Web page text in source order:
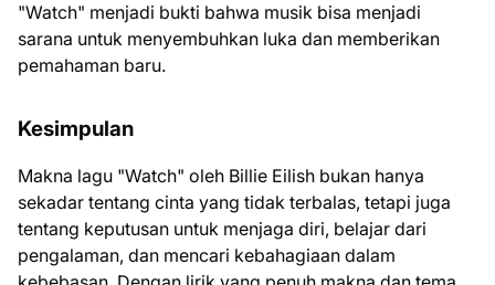
"Watch" menjadi bukti bahwa musik bisa menjadi
sarana untuk menyembuhkan luka dan memberikan
pemahaman baru.
Kesimpulan
Makna lagu "Watch" oleh Billie Eilish bukan hanya
sekadar tentang cinta yang tidak terbalas, tetapi juga
tentang keputusan untuk menjaga diri, belajar dari
pengalaman, dan mencari kebahagiaan dalam